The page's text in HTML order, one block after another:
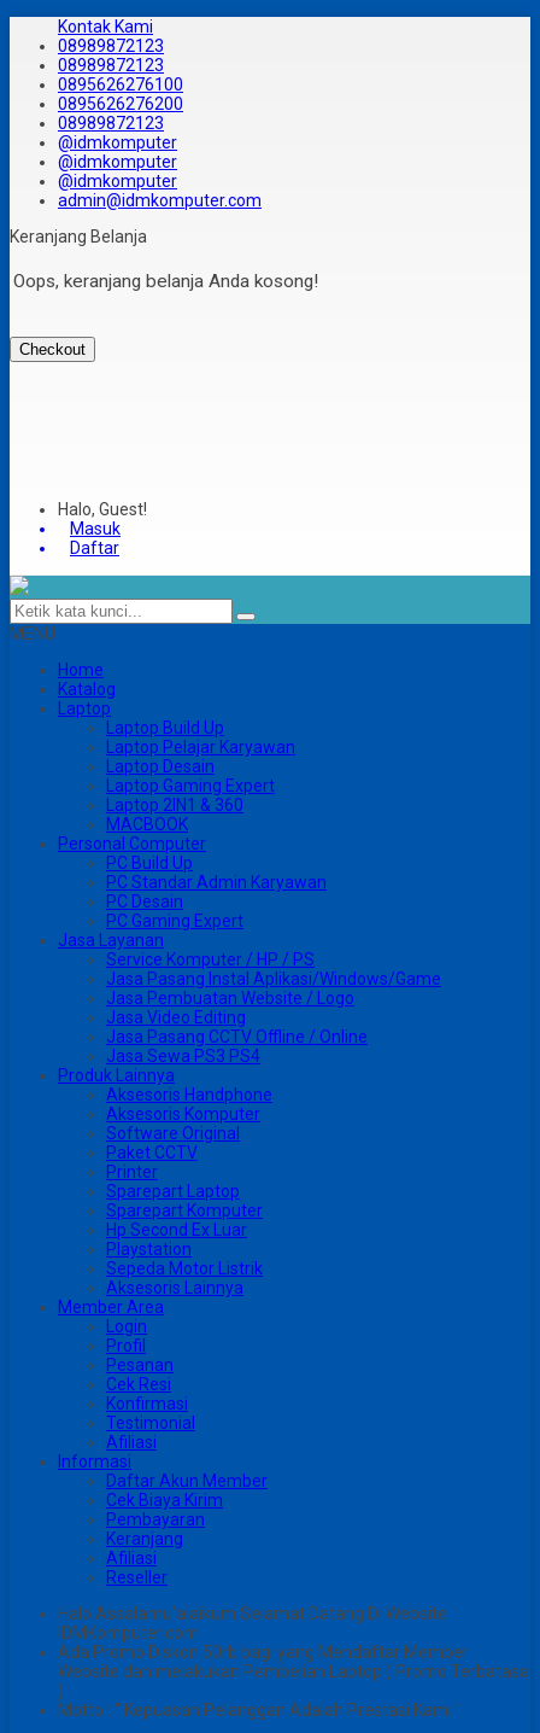
Kontak Kami
08989872123
08989872123
0895626276100
0895626276200
08989872123
@idmkomputer
@idmkomputer
@idmkomputer
admin@idmkomputer.com
Keranjang Belanja
Oops, keranjang belanja Anda kosong!
Checkout
Halo, Guest!
Masuk
Daftar
MENU
Home
Katalog
Laptop
Laptop Build Up
Laptop Pelajar Karyawan
Laptop Desain
Laptop Gaming Expert
Laptop 2IN1 & 360
MACBOOK
Personal Computer
PC Build Up
PC Standar Admin Karyawan
PC Desain
PC Gaming Expert
Jasa Layanan
Service Komputer / HP / PS
Jasa Pasang Instal Aplikasi/Windows/Game
Jasa Pembuatan Website / Logo
Jasa Video Editing
Jasa Pasang CCTV Offline / Online
Jasa Sewa PS3 PS4
Produk Lainnya
Aksesoris Handphone
Aksesoris Komputer
Software Original
Paket CCTV
Printer
Sparepart Laptop
Sparepart Komputer
Hp Second Ex Luar
Playstation
Sepeda Motor Listrik
Aksesoris Lainnya
Member Area
Login
Profil
Pesanan
Cek Resi
Konfirmasi
Testimonial
Afiliasi
Informasi
Daftar Akun Member
Cek Biaya Kirim
Pembayaran
Keranjang
Afiliasi
Reseller
Halo Assalamu’alaikum Selamat Datang Di Website
IDMKomputer.com
Ada Promo Diskon 50rb bagi yang Mendaftar Member
Website dan melakukan Pembelian Laptop ( Promo Terbatasa
)
Motto : " Kepuasan Pelanggan Adalah Prestasi Kami "